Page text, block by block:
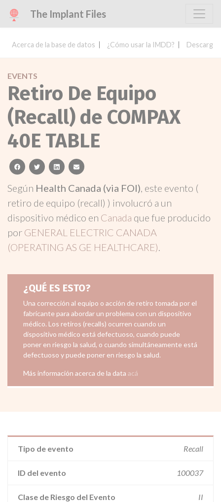
The Implant Files
Acerca de la base de datos ¿Cómo usar la IMDD? Descargar
EVENTS
Retiro De Equipo
(Recall) de COMPAX
40E TABLE
facebooktwitterlinkedinemail
Según Health Canada (via FOI), este evento (
retiro de equipo (recall) ) involucró a un
dispositivo médico en Canada que fue producido
por GENERAL ELECTRIC CANADA
(OPERATING AS GE HEALTHCARE).
¿QUÉ ES ESTO?
Una corrección al equipo o acción de retiro tomada por el
fabricante para abordar un problema con un dispositivo
médico. Los retiros (recalls) ocurren cuando un
dispositivo médico está defectuoso, cuando puede
poner en riesgo la salud, o cuando simultáneamente está
defectuoso y puede poner en riesgo la salud.
Más información acerca de la data acá
Tipo de evento Recall
ID del evento 100037
Clase de Riesgo del Evento II